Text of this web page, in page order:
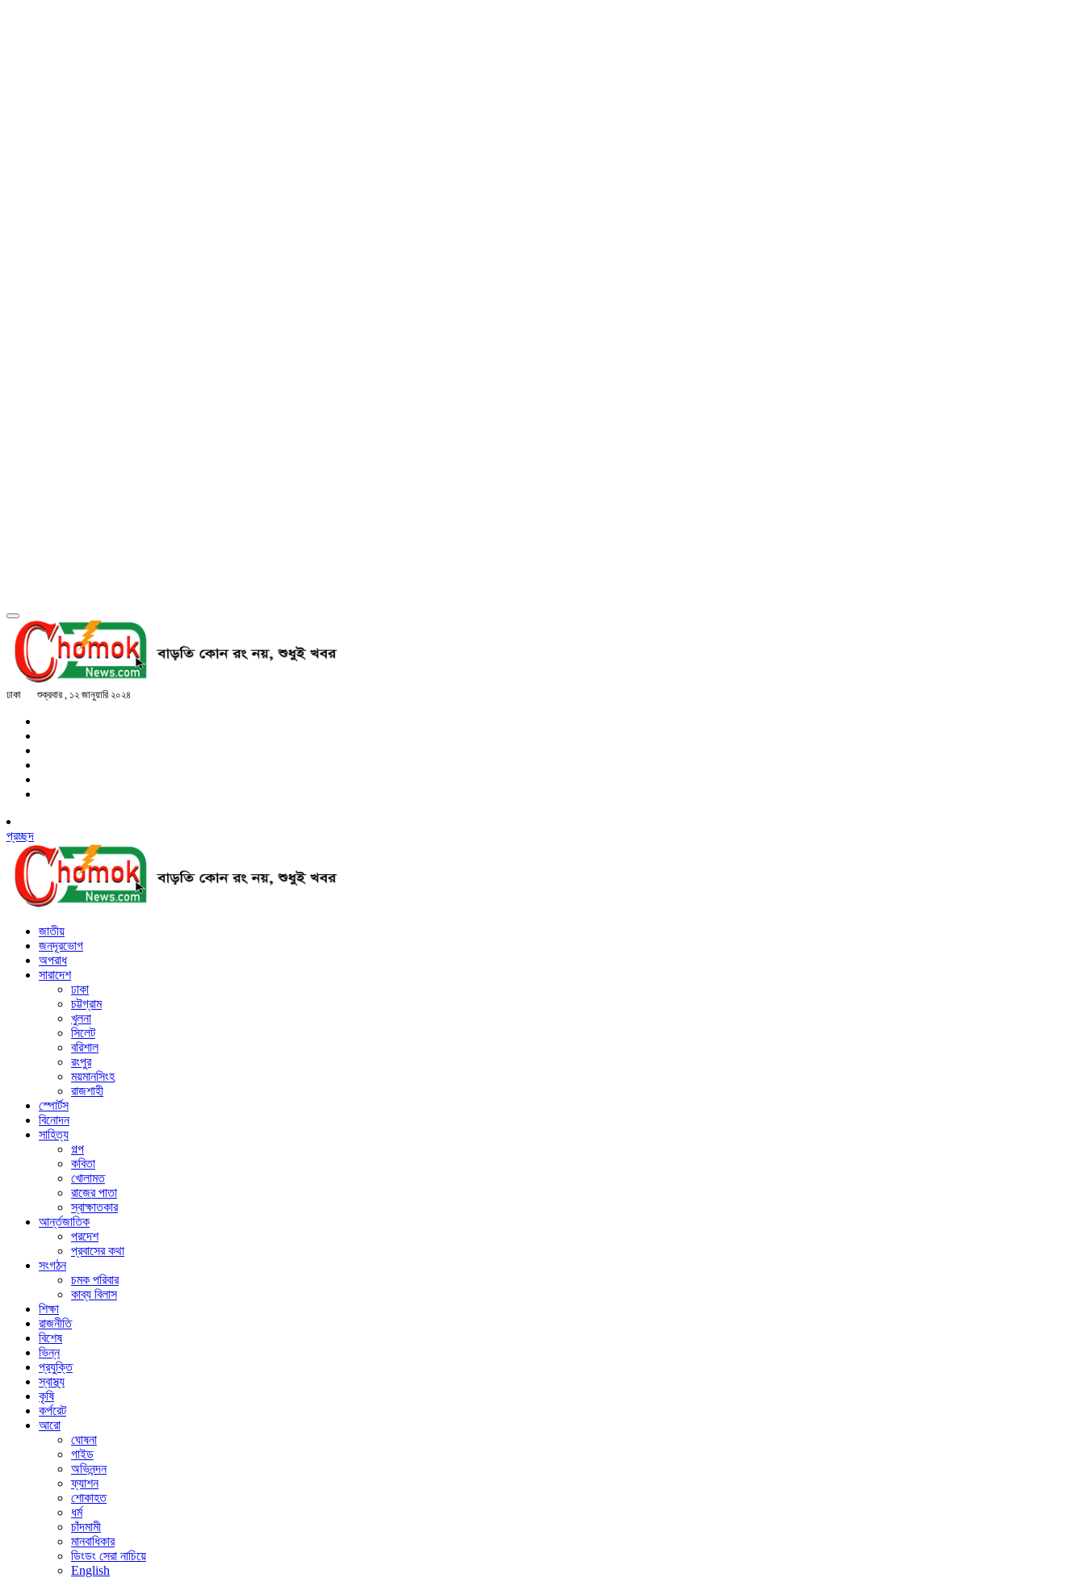
ঢাকা শুক্রবার , ১২ জানুয়ারি ২০২৪
প্রচ্ছদ
জাতীয়
জনদূরভোগ
অপরাধ
সারাদেশ
ঢাকা
চট্টগ্রাম
খুলনা
সিলেট
বরিশাল
রংপুর
ময়মানসিংহ
রাজশাহী
স্পোর্টস
বিনোদন
সাহিত্য
গল্প
কবিতা
খোলামত
রাজের পাতা
স্বাক্ষাতকার
আর্ন্তজাতিক
পরদেশ
প্রবাসের কথা
সংগঠন
চমক পরিবার
কাব্য বিলাস
শিক্ষা
রাজনীতি
বিশেষ
ভিন্ন
প্রযুক্তি
স্বাস্থ্য
কৃষি
কর্পরেট
আরো
ঘোষনা
গাইড
অভিনন্দন
ফ্যাশন
শোকাহত
ধর্ম
চাঁদমামী
মানবাধিকার
ডিংডং সেরা নাচিয়ে
English